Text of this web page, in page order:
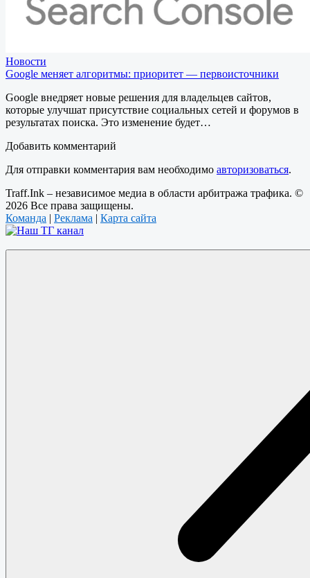
Новости
Google меняет алгоритмы: приоритет — первоисточники
Google внедряет новые решения для владельцев сайтов,
которые улучшат присутствие социальных сетей и форумов в
результатах поиска. Это изменение будет…
Добавить комментарий
Для отправки комментария вам необходимо авторизоваться.
Traff.Ink – независимое медиа в области арбитража трафика. ©
2026 Все права защищены.
Команда | Реклама | Карта сайта